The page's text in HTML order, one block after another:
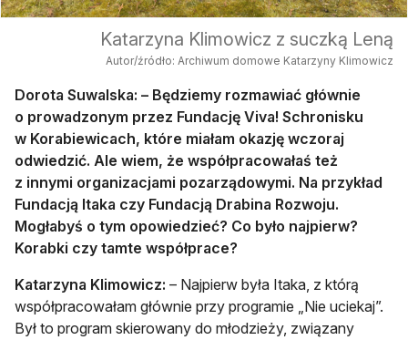
Katarzyna Klimowicz z suczką Leną
Autor/źródło: Archiwum domowe Katarzyny Klimowicz
Dorota Suwalska: – Będziemy rozmawiać głównie
o prowadzonym przez Fundację Viva! Schronisku
w Korabiewicach, które miałam okazję wczoraj
odwiedzić. Ale wiem, że współpracowałaś też
z innymi organizacjami pozarządowymi. Na przykład
Fundacją Itaka czy Fundacją Drabina Rozwoju.
Mogłabyś o tym opowiedzieć? Co było najpierw?
Korabki czy tamte współprace?
Katarzyna Klimowicz: – Najpierw była Itaka, z którą
współpracowałam głównie przy programie „Nie uciekaj”.
Był to program skierowany do młodzieży, związany